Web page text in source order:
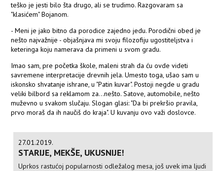
teško je jesti bilo šta drugo, ali se trudimo. Razgovaram sa
"klasićem" Bojanom.
- Meni je jako bitno da porodice zajedno jedu. Porodični obed je
nešto najvažnije - objašnjava mi svoju filozofiju ugostiteljstva i
keteringa koju namerava da primeni u svom gradu.
Imao sam, pre početka škole, maleni strah da ću ovde videti
savremene interpretacije drevnih jela. Umesto toga, ušao sam u
iskonsko shvatanje ishrane, u "Patin kuvar". Postoji negde u gradu
veliki bilbord sa reklamom za...nešto. Satove, automobile, nešto
muževno u svakom slučaju. Slogan glasi: "Da bi prekršio pravila,
prvo moraš da ih naučiš do kraja". U kuvanju ovo važi doslovce.
27.01.2019.
STARIJE, MEKŠE, UKUSNIJE!
Uprkos rastućoj popularnosti odležalog mesa, još uvek ima ljudi